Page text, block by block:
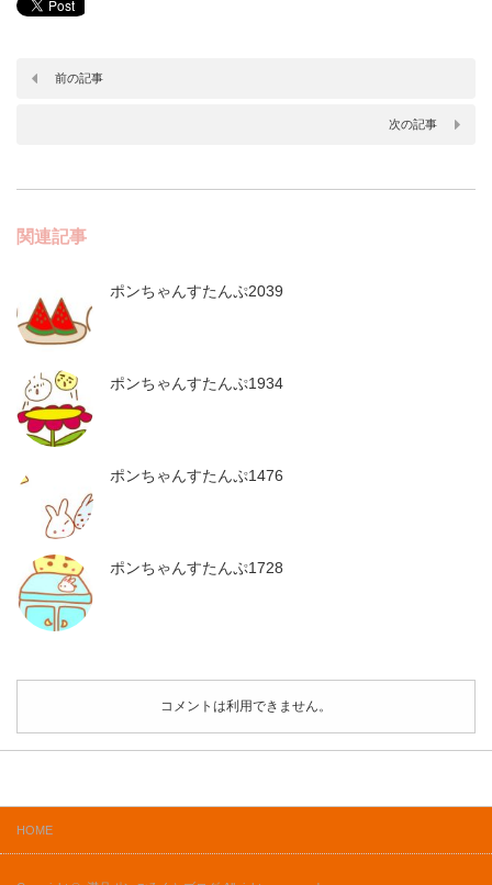
前の記事
次の記事
関連記事
ポンちゃんすたんぷ2039
ポンちゃんすたんぷ1934
ポンちゃんすたんぷ1476
ポンちゃんすたんぷ1728
コメントは利用できません。
HOME